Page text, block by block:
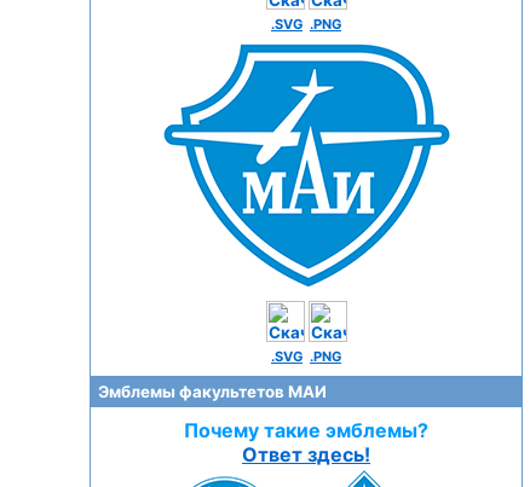
.SVG .PNG
.SVG .PNG
Эмблемы факультетов МАИ
Почему такие эмблемы?
Ответ здесь!